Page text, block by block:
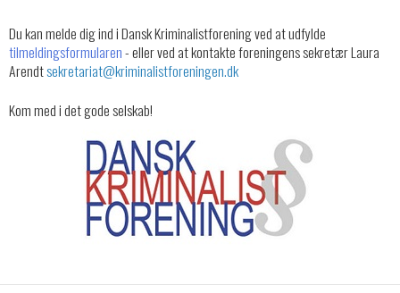
Du kan melde dig ind i Dansk Kriminalistforening ved at udfylde
tilmeldingsformularen- eller ved at kontakte foreningens sekretær Laura
Arendtsekretariat@kriminalistforeningen.dk
Kom med i det gode selskab!